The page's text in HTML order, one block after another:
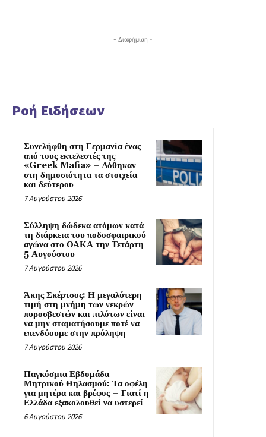
- Διαφήμιση -
Ροή Ειδήσεων
Συνελήφθη στη Γερμανία ένας
από τους εκτελεστές της
«Greek Mafia» – Δόθηκαν
στη δημοσιότητα τα στοιχεία
και δεύτερου
7 Αυγούστου 2026
Σύλληψη δώδεκα ατόμων κατά
τη διάρκεια του ποδοσφαιρικού
αγώνα στο ΟΑΚΑ την Τετάρτη
5 Αυγούστου
7 Αυγούστου 2026
Άκης Σκέρτσος: Η μεγαλύτερη
τιμή στη μνήμη των νεκρών
πυροσβεστών και πιλότων είναι
να μην σταματήσουμε ποτέ να
επενδύουμε στην πρόληψη
7 Αυγούστου 2026
Παγκόσμια Εβδομάδα
Μητρικού Θηλασμού: Τα οφέλη
για μητέρα και βρέφος – Γιατί η
Ελλάδα εξακολουθεί να υστερεί
6 Αυγούστου 2026